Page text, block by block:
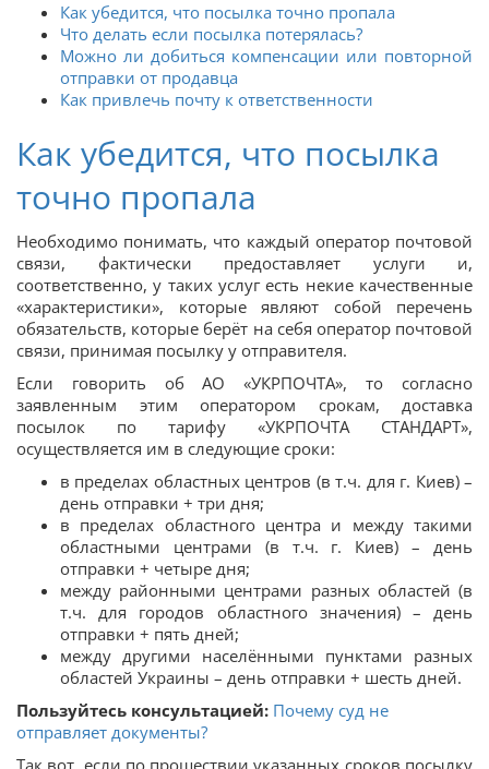
Как убедится, что посылка точно пропала
Что делать если посылка потерялась?
Можно ли добиться компенсации или повторной
отправки от продавца
Как привлечь почту к ответственности
Как убедится, что посылка
точно пропала
Необходимо понимать, что каждый оператор почтовой
связи, фактически предоставляет услуги и,
соответственно, у таких услуг есть некие качественные
«характеристики», которые являют собой перечень
обязательств, которые берёт на себя оператор почтовой
связи, принимая посылку у отправителя.
Если говорить об АО «УКРПОЧТА», то согласно
заявленным этим оператором срокам, доставка
посылок по тарифу «УКРПОЧТА СТАНДАРТ»,
осуществляется им в следующие сроки:
в пределах областных центров (в т.ч. для г. Киев) –
день отправки + три дня;
в пределах областного центра и между такими
областными центрами (в т.ч. г. Киев) – день
отправки + четыре дня;
между районными центрами разных областей (в
т.ч. для городов областного значения) – день
отправки + пять дней;
между другими населёнными пунктами разных
областей Украины – день отправки + шесть дней.
Пользуйтесь консультацией: Почему суд не
отправляет документы?
Так вот, если по прошествии указанных сроков посылку